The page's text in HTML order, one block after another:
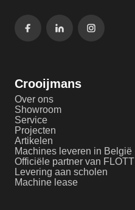
Crooijmans
Over ons
Showroom
Service
Projecten
Artikelen
Machines leveren in België
Officiële partner van FLOTT
Levering aan scholen
Machine lease